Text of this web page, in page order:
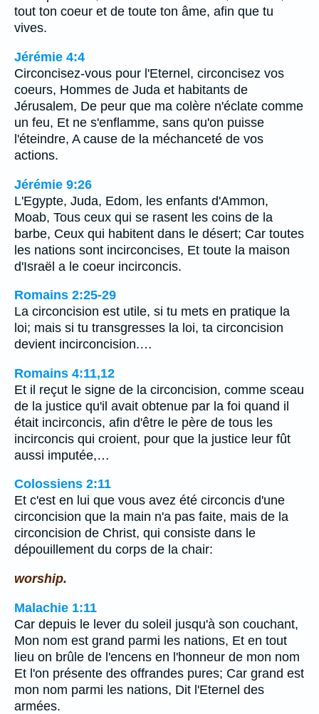
tout ton coeur et de toute ton âme, afin que tu
vives.
Jérémie 4:4
Circoncisez-vous pour l'Eternel, circoncisez vos
coeurs, Hommes de Juda et habitants de
Jérusalem, De peur que ma colère n'éclate comme
un feu, Et ne s'enflamme, sans qu'on puisse
l'éteindre, A cause de la méchanceté de vos
actions.
Jérémie 9:26
L'Egypte, Juda, Edom, les enfants d'Ammon,
Moab, Tous ceux qui se rasent les coins de la
barbe, Ceux qui habitent dans le désert; Car toutes
les nations sont incirconcises, Et toute la maison
d'Israël a le coeur incirconcis.
Romains 2:25-29
La circoncision est utile, si tu mets en pratique la
loi; mais si tu transgresses la loi, ta circoncision
devient incirconcision.…
Romains 4:11,12
Et il reçut le signe de la circoncision, comme sceau
de la justice qu'il avait obtenue par la foi quand il
était incirconcis, afin d'être le père de tous les
incirconcis qui croient, pour que la justice leur fût
aussi imputée,…
Colossiens 2:11
Et c'est en lui que vous avez été circoncis d'une
circoncision que la main n'a pas faite, mais de la
circoncision de Christ, qui consiste dans le
dépouillement du corps de la chair:
worship.
Malachie 1:11
Car depuis le lever du soleil jusqu'à son couchant,
Mon nom est grand parmi les nations, Et en tout
lieu on brûle de l'encens en l'honneur de mon nom
Et l'on présente des offrandes pures; Car grand est
mon nom parmi les nations, Dit l'Eternel des
armées.